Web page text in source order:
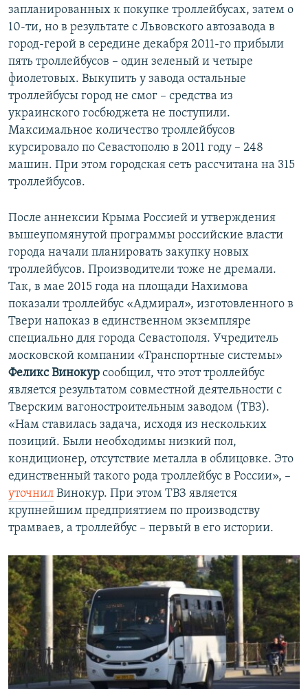
запланированных к покупке троллейбусах, затем о
10-ти, но в результате с Львовского автозавода в
город-герой в середине декабря 2011-го прибыли
пять троллейбусов – один зеленый и четыре
фиолетовых. Выкупить у завода остальные
троллейбусы город не смог – средства из
украинского госбюджета не поступили.
Максимальное количество троллейбусов
курсировало по Севастополю в 2011 году – 248
машин. При этом городская сеть рассчитана на 315
троллейбусов.
После аннексии Крыма Россией и утверждения
вышеупомянутой программы российские власти
города начали планировать закупку новых
троллейбусов. Производители тоже не дремали.
Так, в мае 2015 года на площади Нахимова
показали троллейбус «Адмирал», изготовленного в
Твери напоказ в единственном экземпляре
специально для города Севастополя. Учредитель
московской компании «Транспортные системы»
Феликс Винокур сообщил, что этот троллейбус
является результатом совместной деятельности с
Тверским вагоностроительным заводом (ТВЗ).
«Нам ставилась задача, исходя из нескольких
позиций. Были необходимы низкий пол,
кондиционер, отсутствие металла в облицовке. Это
единственный такого рода троллейбус в России», –
уточнил Винокур. При этом ТВЗ является
крупнейшим предприятием по производству
трамваев, а троллейбус – первый в его истории.